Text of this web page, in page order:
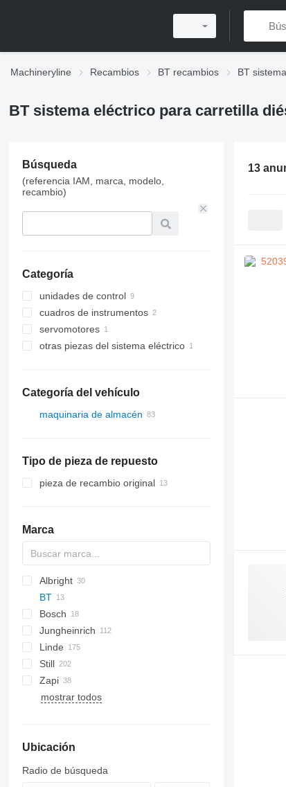
Machineryline Recambios BT recambios BT
BT sistema eléctrico para carretilla
Búsqueda
(referencia IAM, marca, modelo,
recambio)
Categoría
unidades de control
cuadros de instrumentos
servomotores
otras piezas del sistema eléctrico
Categoría del vehículo
maquinaria de almacén
carretillas eléctricas
transpaletas eléctricas
carretillas retráctiles
apiladores
Tipo de pieza de repuesto
pieza de recambio original
Marca
Albright
BT
Bosch
H-series
531
533
535
541
Jungheinrich
Linde
D-series
H-series
L-series
A-Class
Still
FM
R-series
Zapi
mostrar todos
Ubicación
Radio de búsqueda
13